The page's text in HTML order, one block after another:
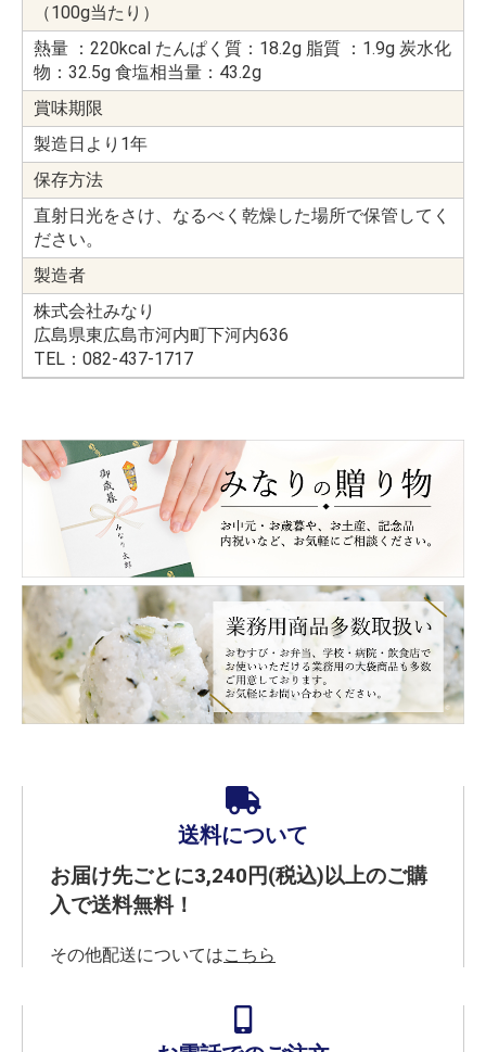
（100g当たり）
熱量 ：220kcal たんぱく質：18.2g 脂質 ：1.9g 炭水化
物：32.5g 食塩相当量：43.2g
賞味期限
製造日より1年
保存方法
直射日光をさけ、なるべく乾燥した場所で保管してく
ださい。
製造者
株式会社みなり
広島県東広島市河内町下河内636
TEL：082-437-1717
送料について
お届け先ごとに3,240円(税込)以上のご購
入で送料無料！
その他配送についてはこちら